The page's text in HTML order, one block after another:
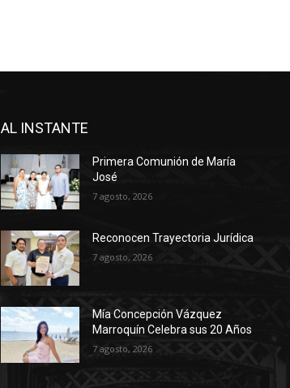
AL INSTANTE
Primera Comunión de María
José
7 agosto, 2026
Reconocen Trayectoria Jurídica
7 agosto, 2026
Mía Concepción Vázquez
Marroquín Celebra sus 20 Años
7 agosto, 2026